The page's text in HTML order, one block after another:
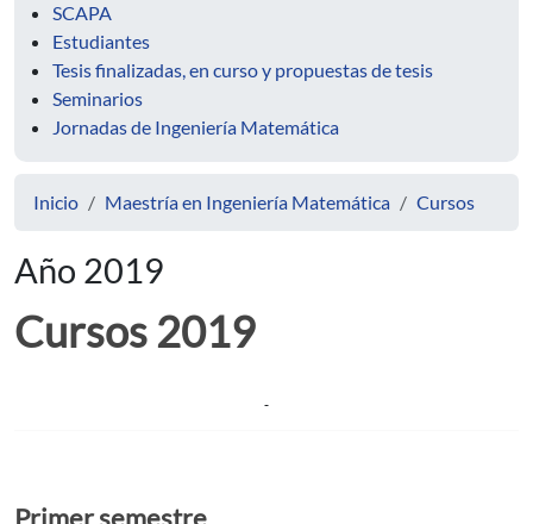
SCAPA
Estudiantes
Tesis finalizadas, en curso y propuestas de tesis
Seminarios
Jornadas de Ingeniería Matemática
Inicio Maestría en Ingeniería Matemática Cursos
Año 2019
Cursos 2019
Primer semestre